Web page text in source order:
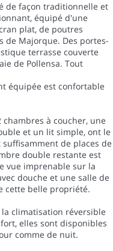
de façon traditionnelle et
équipé d'une
plat, de poutres
de Majorque. Des portes-
terrasse couverte
de Pollensa. Tout
équipée est confortable
chambres à coucher, une
et un lit simple, ont le
de places de
double restante est
vue imprenable sur la
douche et une salle de
cette belle propriété.
climatisation réversible
elles sont disponibles
comme de nuit.